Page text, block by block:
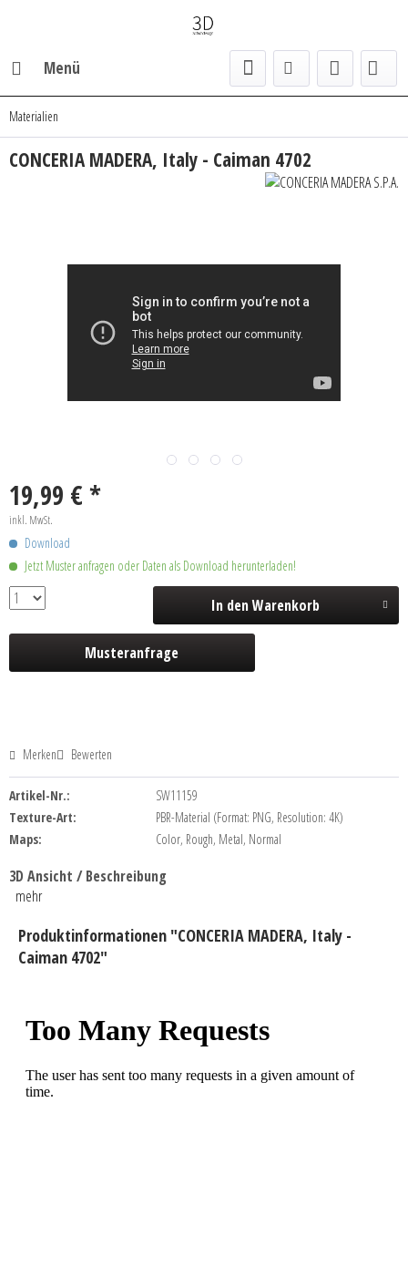
Menü
Materialien
CONCERIA MADERA, Italy - Caiman 4702
19,99 € *
inkl. MwSt.
Download
Jetzt Muster anfragen oder Daten als Download herunterladen!
In denWarenkorb
Musteranfrage
Merken Bewerten
Artikel-Nr.:
SW11159
Texture-Art:
PBR-Material (Format: PNG, Resolution: 4K)
Maps:
Color, Rough, Metal, Normal
3D Ansicht / Beschreibung
mehr
Produktinformationen "CONCERIA MADERA, Italy -
Caiman 4702"